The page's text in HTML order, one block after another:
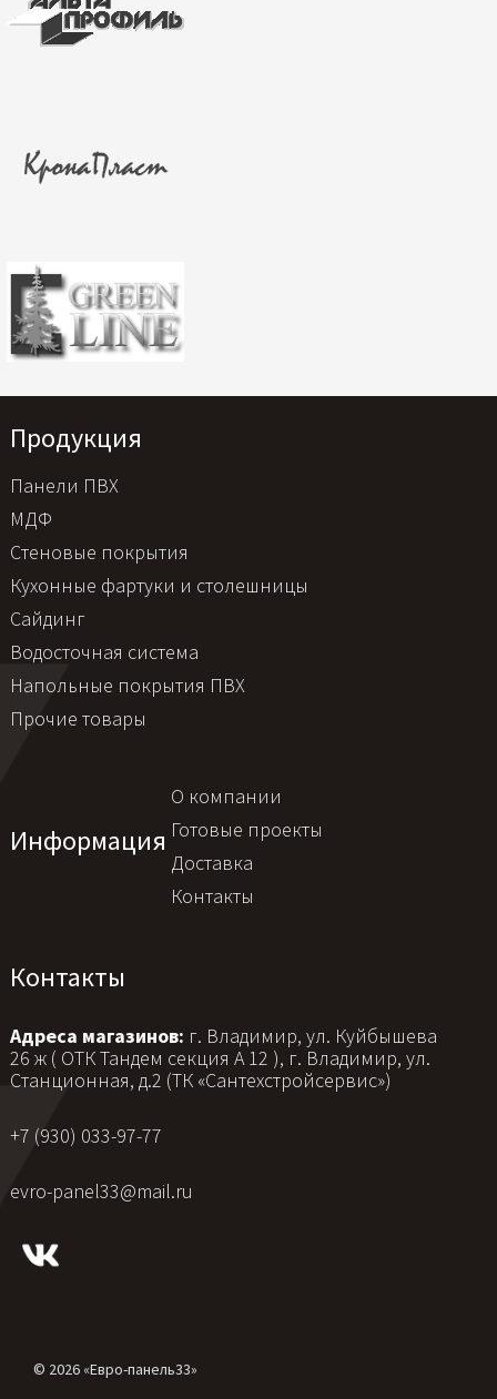
Продукция
Панели ПВХ
МДФ
Стеновые покрытия
Кухонные фартуки и столешницы
Сайдинг
Водосточная система
Напольные покрытия ПВХ
Прочие товары
Информация
О компании
Готовые проекты
Доставка
Контакты
Контакты
Адреса магазинов: г. Владимир, ул. Куйбышева
26 ж ( ОТК Тандем секция А 12 ), г. Владимир, ул.
Станционная, д.2 (ТК «Сантехстройсервис»)
+7 (930) 033-97-77
evro-panel33@mail.ru
© 2026 «Евро-панель33»